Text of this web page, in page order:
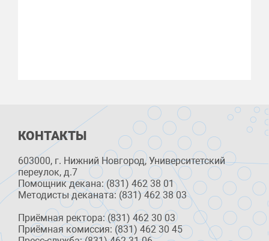
КОНТАКТЫ
603000, г. Нижний Новгород, Университетский
переулок, д.7
Помощник декана: (831) 462 38 01
Методисты деканата: (831) 462 38 03
Приёмная ректора: (831) 462 30 03
Приёмная комиссия: (831) 462 30 45